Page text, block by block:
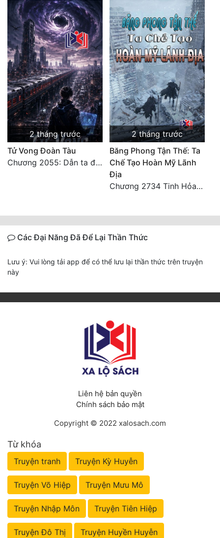
2 tháng trước
Tử Vong Đoàn Tàu
Chương 2055: Dẫn ta đi đại kết cục
2 tháng trước
Băng Phong Tận Thế: Ta
Chế Tạo Hoàn Mỹ Lãnh
Địa
Chương 2734 Tinh Hỏa (Đại kết cục) (2)
Các Đại Năng Đã Để Lại Thần Thức
Lưu ý: Vui lòng tải app để có thể lưu lại thần thức trên truyện
này
Liên hệ bản quyền
Chính sách bảo mật
Copyright © 2022 xalosach.com
Từ khóa
Truyện tranh Truyện Kỳ Huyễn
Truyện Võ Hiệp Truyện Mưu Mô
Truyện Nhập Môn Truyện Tiên Hiệp
Truyện Đô Thị Truyện Huyền Huyễn